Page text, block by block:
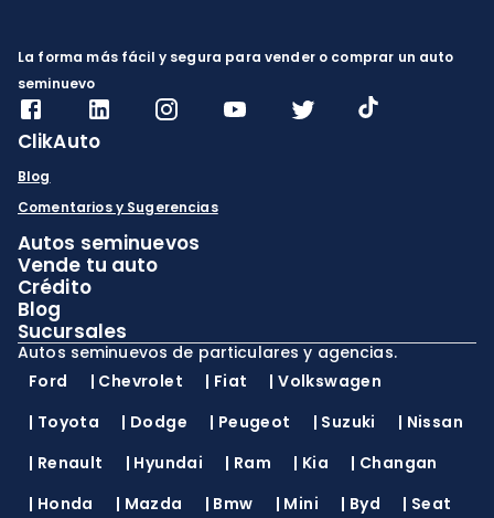
La forma más fácil y segura para vender o comprar un auto
seminuevo
ClikAuto
Blog
Comentarios y Sugerencias
Autos seminuevos
Vende tu auto
Crédito
Blog
Sucursales
Autos seminuevos de particulares y agencias.
Ford
| Chevrolet | Fiat |Volkswagen
| Toyota | Dodge | Peugeot | Suzuki | Nissan
| Renault | Hyundai | Ram | Kia | Changan
| Honda | Mazda | Bmw | Mini | Byd | Seat